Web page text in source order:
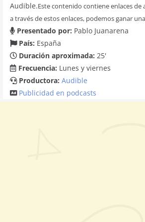
Audible.Este contenido contiene enlaces
a través de estos enlaces, podemos ganar
Presentado por: Pablo Juanarena
País: España
Duración aproximada: 25'
Frecuencia: Lunes y viernes
Productora: Audible
Publicidad en podcasts